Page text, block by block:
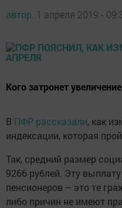
автор, 1 апреля 2019 -
Кого затронет
В ПФР рассказали, как
индексации, которая
Так, средний размер
9266 рублей. Эту
пенсионеров – это те
либо причин не имеют